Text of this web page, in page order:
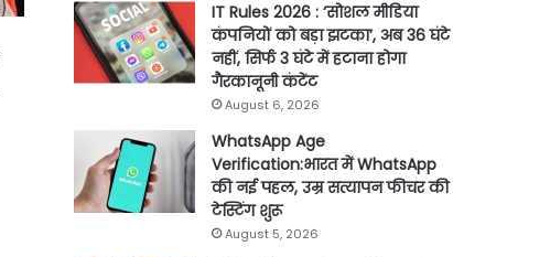
IT Rules 2026 : ‘सोशल मीडिया
कंपनियों को बड़ा झटका’, अब 36 घंटे
नहीं, सिर्फ 3 घंटे में हटाना होगा
गैरकानूनी कंटेंट
August 6, 2026
WhatsApp Age
Verification:भारत में WhatsApp
की नई पहल, उम्र सत्यापन फीचर की
टेस्टिंग शुरू
August 5, 2026